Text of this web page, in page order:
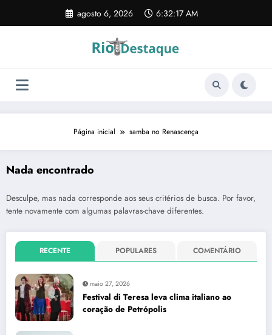
o
agosto 6, 2026 6:32:17 AM
Página inicial samba no Renascença
Nada encontrado
Desculpe, mas nada corresponde aos seus critérios de busca. Por favor,
tente novamente com algumas palavras-chave diferentes.
RECENTE POPULARES COMENTÁRIO
maio 27, 2026
Festival di Teresa leva clima italiano ao
coração de Petrópolis